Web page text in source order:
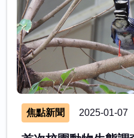
焦點新聞 2025-01-07